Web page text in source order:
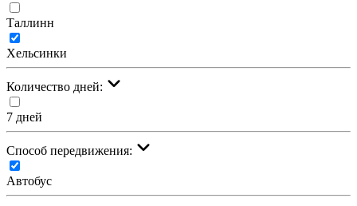
Таллинн
Хельсинки
Количество дней:
7 дней
Cпособ передвижения:
Автобус